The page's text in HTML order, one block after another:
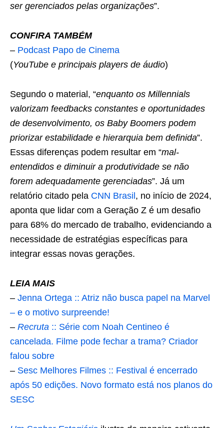
ser gerenciados pelas organizações”.
CONFIRA TAMBÉM
– Podcast Papo de Cinema
(YouTube e principais players de áudio)
Segundo o material, “enquanto os Millennials
valorizam feedbacks constantes e oportunidades
de desenvolvimento, os Baby Boomers podem
priorizar estabilidade e hierarquia bem definida”.
Essas diferenças podem resultar em “mal-
entendidos e diminuir a produtividade se não
forem adequadamente gerenciadas”. Já um
relatório citado pela CNN Brasil, no início de 2024,
aponta que lidar com a Geração Z é um desafio
para 68% do mercado de trabalho, evidenciando a
necessidade de estratégias específicas para
integrar essas novas gerações.
LEIA MAIS
– Jenna Ortega :: Atriz não busca papel na Marvel
– e o motivo surpreende!
– Recruta :: Série com Noah Centineo é
cancelada. Filme pode fechar a trama? Criador
falou sobre
– Sesc Melhores Filmes :: Festival é encerrado
após 50 edições. Novo formato está nos planos do
SESC